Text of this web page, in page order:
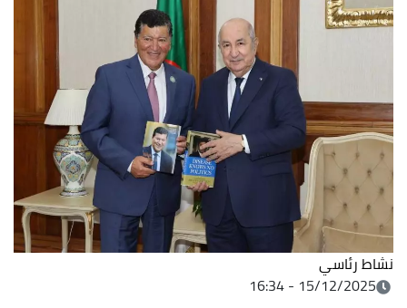
نشاط رئاسي
15/12/2025 - 16:34